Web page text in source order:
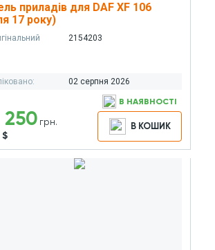
приладів для DAF XF 106
17 року)
2154203
02 серпня 2026
250 грн.
$
В НАЯВНОСТІ
В КОШИК